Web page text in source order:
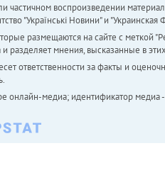
частичном воспроизведении
"Українськi Новини" и
размещаются на сайте с меткой
и разделяет мнения, высказанные в
ответственности за факты и
онлайн-медиа; идентификатор медиа